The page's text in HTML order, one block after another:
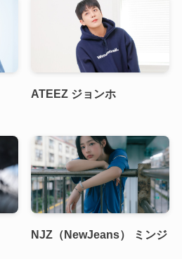
ATEEZ ジョンホ
NJZ（NewJeans） ミンジ